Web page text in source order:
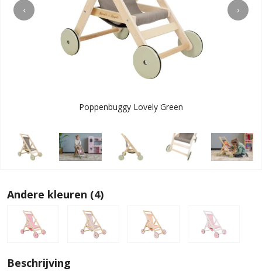
‹ ›
Poppenbuggy Lovely Green
Andere kleuren (4)
Beschrijving